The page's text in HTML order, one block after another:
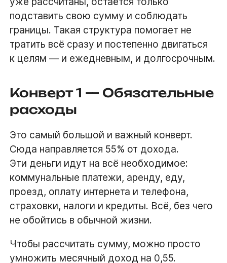
подставить свою сумму и соблюдать
границы. Такая структура помогает не
тратить всё сразу и постепенно двигаться
к целям — и ежедневным, и долгосрочным.
Конверт 1 — Обязательные
расходы
Это самый большой и важный конверт.
Сюда направляется 55% от дохода.
Эти деньги идут на всё необходимое:
коммунальные платежи, аренду, еду,
проезд, оплату интернета и телефона,
страховки, налоги и кредиты. Всё, без чего
не обойтись в обычной жизни.
Чтобы рассчитать сумму, можно просто
умножить месячный доход на 0,55.